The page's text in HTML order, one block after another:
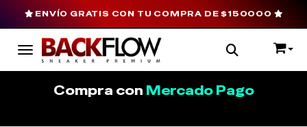
Toggle navigation
ENVÍO GRATIS CON TU COMPRA DE $150000
Compra con Mercado Pago